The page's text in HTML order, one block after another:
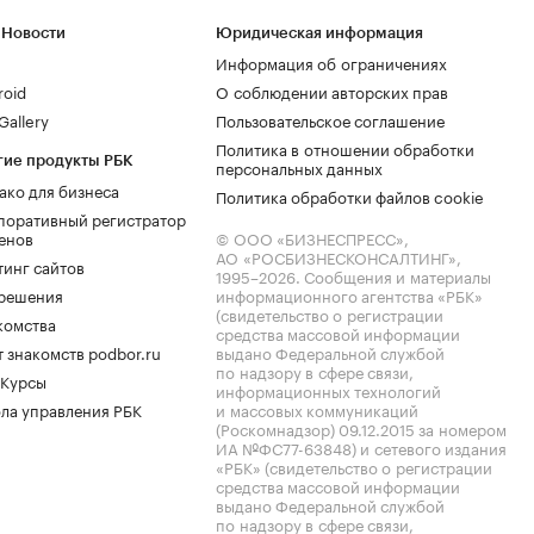
продукты РБК
для бизнеса
регистратор
сайтов
знакомств podbor.ru
управления РБК
Юридическая информация
Информация об ограничениях
О соблюдении авторских прав
Пользовательское соглашение
Политика в отношении обработки
персональных данных
Политика обработки файлов cookie
© ООО «БИЗНЕСПРЕСС»,
АО «РОСБИЗНЕСКОНСАЛТИНГ»,
1995–2026. Сообщения и материалы
информационного агентства «РБК»
(свидетельство о регистрации
средства массовой информации
выдано Федеральной службой
по надзору в сфере связи,
информационных технологий
и массовых коммуникаций
(Роскомнадзор) 09.12.2015 за номером
ИА №ФС77-63848) и сетевого издания
«РБК» (свидетельство о регистрации
средства массовой информации
выдано Федеральной службой
по надзору в сфере связи,